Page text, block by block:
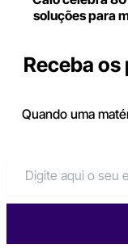
soluções para
Receba
Quando uma